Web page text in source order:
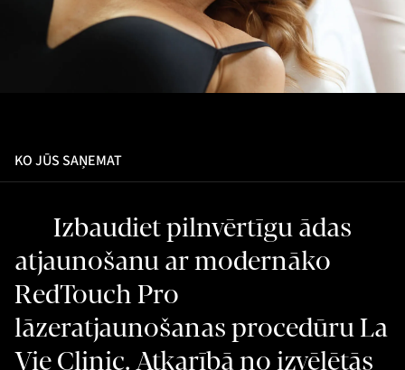
KO JŪS SAŅEMAT
Izbaudiet pilnvērtīgu ādas
atjaunošanu ar modernāko
RedTouch Pro
lāzeratjaunošanas procedūru La
Vie Clinic. Atkarībā no izvēlētās